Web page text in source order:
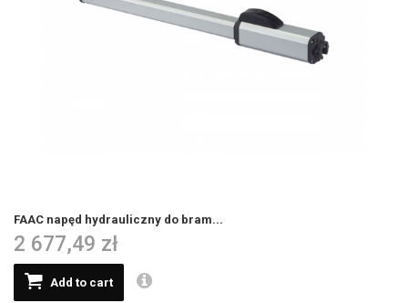
FAAC napęd hydrauliczny do bram...
2 677,49 zł
Add to cart